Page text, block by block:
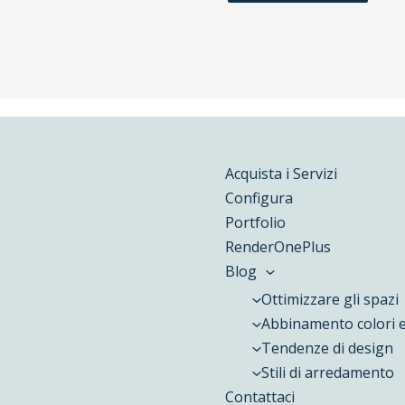
Acquista i Servizi
Configura
Portfolio
RenderOnePlus
Blog
Ottimizzare gli spazi
Abbinamento colori
Tendenze di design
Stili di arredamento
Contattaci